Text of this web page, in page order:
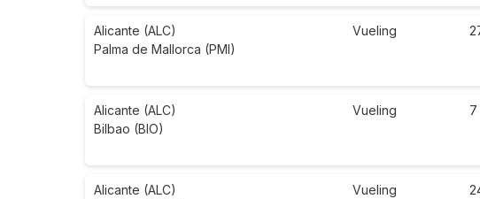
Alicante (ALC)
Palma de Mallorca (PMI)
Vueling
Alicante (ALC)
Bilbao (BIO)
Vueling
Alicante (ALC)
Vueling